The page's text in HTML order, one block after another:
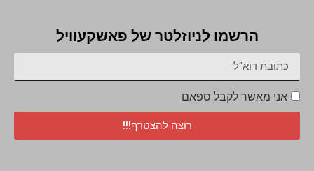
הרשמו לניוזלטר של פאשקעוויל
אני מאשר לקבל ספאם
רוצה להצטרף!!!